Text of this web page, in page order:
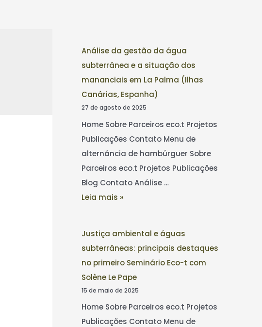
Análise da gestão da água
subterrânea e a situação dos
mananciais em La Palma (Ilhas
Canárias, Espanha)
27 de agosto de 2025
Home Sobre Parceiros eco.t Projetos
Publicações Contato Menu de
alternância de hambúrguer Sobre
Parceiros eco.t Projetos Publicações
Blog Contato Análise …
Leia mais »
Justiça ambiental e águas
subterrâneas: principais destaques
no primeiro Seminário Eco-t com
Solène Le Pape
15 de maio de 2025
Home Sobre Parceiros eco.t Projetos
Publicações Contato Menu de